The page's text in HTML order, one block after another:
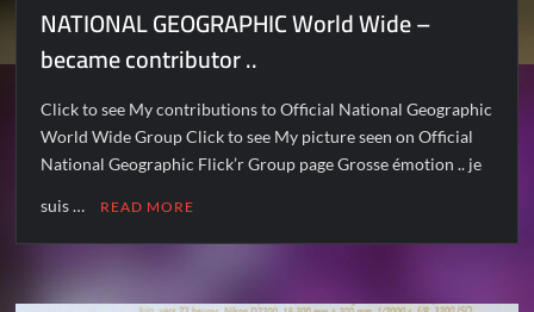
NATIONAL GEOGRAPHIC World Wide –
became contributor ..
Click to see My contributions to Official National Geographic
World Wide Group Click to see My picture seen on Official
National Geographic Flick’r Group page Grosse émotion .. je
suis … READ MORE